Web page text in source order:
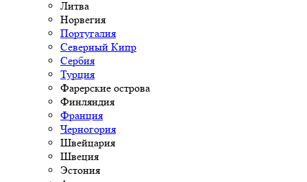
Литва
Норвегия
Португалия
Северный Кипр
Сербия
Турция
Фарерские острова
Финляндия
Франция
Черногория
Швейцария
Швеция
Эстония